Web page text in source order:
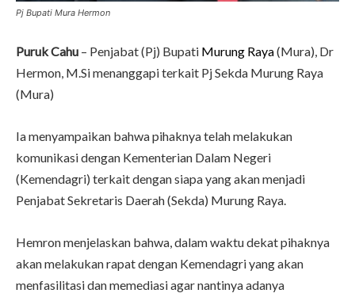
Pj Bupati Mura Hermon
Puruk Cahu – Penjabat (Pj) Bupati Murung Raya(Mura), Dr
Hermon, M.Si menanggapi terkait Pj Sekda Murung Raya
(Mura)
Ia menyampaikan bahwa pihaknya telah melakukan
komunikasi dengan Kementerian Dalam Negeri
(Kemendagri) terkait dengan siapa yang akan menjadi
Penjabat Sekretaris Daerah (Sekda) Murung Raya.
Hemron menjelaskan bahwa, dalam waktu dekat pihaknya
akan melakukan rapat dengan Kemendagri yang akan
menfasilitasi dan memediasi agar nantinya adanya